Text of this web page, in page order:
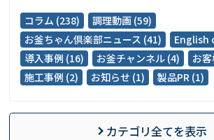
コラム (238)
調理動画 (59)
お釜ちゃん倶楽部ニュース (41)
English
導入事例 (16)
お釜チャンネル (4)
お
施工事例 (2)
お知らせ (1) 製品PR (1)
カテゴリ全てを表示